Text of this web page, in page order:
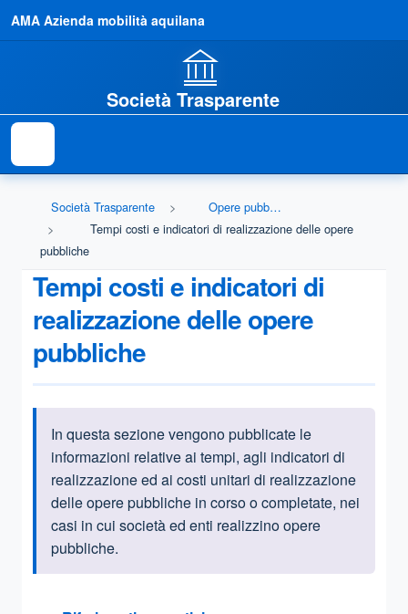
AMA Azienda mobilità aquilana
Società Trasparente
Società Trasparente
Opere pubbliche
Tempi costi e indicatori di realizzazione delle opere
pubbliche
Tempi costi e indicatori di
realizzazione delle opere
pubbliche
Informazioni introduttive
In questa sezione vengono pubblicate le
informazioni relative ai tempi, agli indicatori di
realizzazione ed ai costi unitari di realizzazione
delle opere pubbliche in corso o completate, nei
casi in cui società ed enti realizzino opere
pubbliche.